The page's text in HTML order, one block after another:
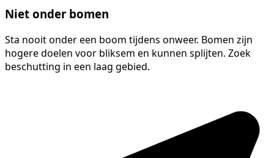
Niet onder bomen
Sta nooit onder een boom tijdens onweer. Bomen zijn
hogere doelen voor bliksem en kunnen splijten. Zoek
beschutting in een laag gebied.